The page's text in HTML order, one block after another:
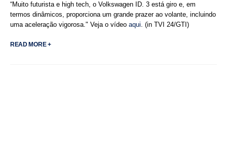
“Muito futurista e high tech, o Volkswagen ID. 3 está giro e, em
termos dinâmicos, proporciona um grande prazer ao volante, incluindo
uma aceleração vigorosa." Veja o vídeo aqui. (in TVI 24/GTI)
READ MORE +